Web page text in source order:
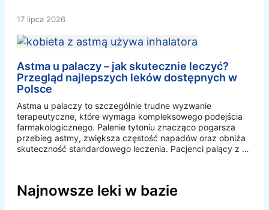
17 lipca 2026
Astma u palaczy – jak skutecznie leczyć?
Przegląd najlepszych leków dostępnych w
Polsce
Astma u palaczy to szczególnie trudne wyzwanie
terapeutyczne, które wymaga kompleksowego podejścia
farmakologicznego. Palenie tytoniu znacząco pogarsza
przebieg astmy, zwiększa częstość napadów oraz obniża
skuteczność standardowego leczenia. Pacjenci palący z …
Najnowsze leki w bazie